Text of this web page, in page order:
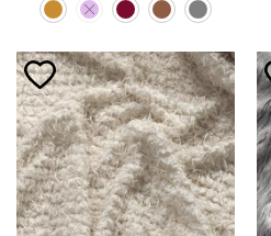
הוסף ל
WISHLIST